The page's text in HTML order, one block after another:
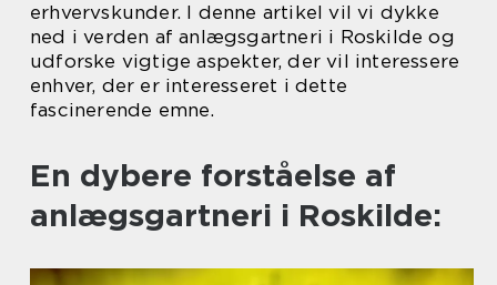
erhvervskunder. I denne artikel vil vi dykke
ned i verden af anlægsgartneri i Roskilde og
udforske vigtige aspekter, der vil interessere
enhver, der er interesseret i dette
fascinerende emne.
En dybere forståelse af
anlægsgartneri i Roskilde: